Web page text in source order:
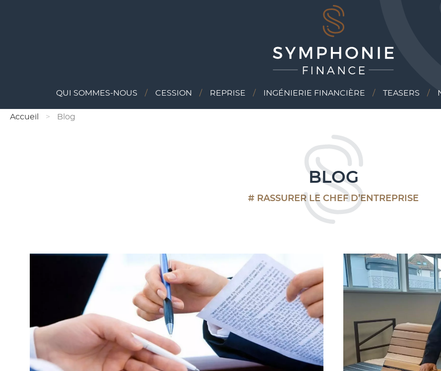
QUI SOMMES-NOUS CESSION REPRISE INGÉNIERIE FINANCIÈRE TEASERS
Accueil Blog
BLOG
# RASSURER LE CHEF D’ENTREPRISE